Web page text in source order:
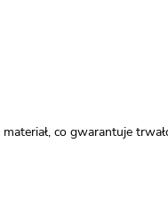
co gwarantuje